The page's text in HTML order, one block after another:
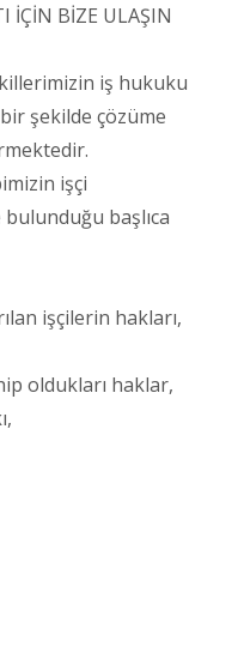
İÇİN BİZE ULAŞIN
iş hukuku
bir şekilde çözüme
işçi
başlıca
işçilerin hakları,
oldukları haklar,